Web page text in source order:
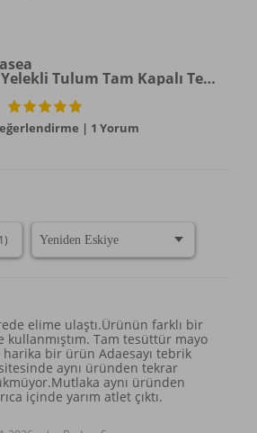
2li Yelekli Tulum Tam Kapalı Tesettür Mayo 2185 Koyu Lacivert
| 1 Yorum
elime ulaştı.Ürünün farklı bir
kullanmıştım. Tam tesüttür mayo
bir ürün Adaesayı tebrik
aynı üründen tekrar
aynı üründen
içinde yarım atlet çıktı.